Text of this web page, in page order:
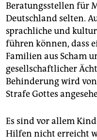
Beratungsstellen für
Deutschland selten.
sprachliche und
führen können, dass
Familien aus Scham
gesellschaftlicher
Behinderung wird
Strafe Gottes
Es sind vor allem
Hilfen nicht erreicht